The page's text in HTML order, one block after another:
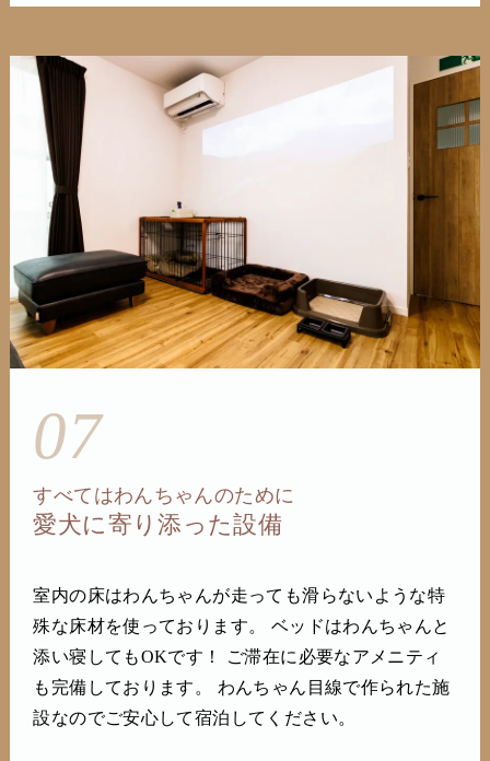
07
すべてはわんちゃんのために
愛犬に寄り添った設備
室内の床はわんちゃんが走っても滑らないような特
殊な床材を使っております。 ベッドはわんちゃんと
添い寝してもOKです！ ご滞在に必要なアメニティ
も完備しております。 わんちゃん目線で作られた施
設なのでご安心して宿泊してください。